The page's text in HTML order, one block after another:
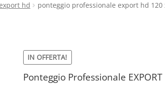
hd ponteggio professionale export hd 120
IN OFFERTA!
Ponteggio Professionale